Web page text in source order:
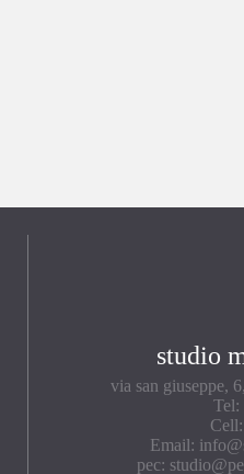
studio
via san giuseppe,
Tel:
Email:
pec: